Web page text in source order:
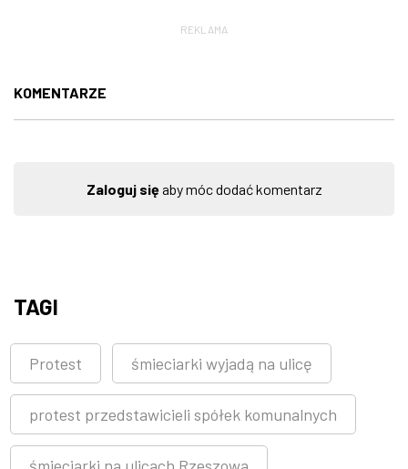
REKLAMA
KOMENTARZE
Zaloguj sięaby móc dodać komentarz
TAGI
Protest śmieciarki wyjadą na ulicę
protest przedstawicieli spółek komunalnych